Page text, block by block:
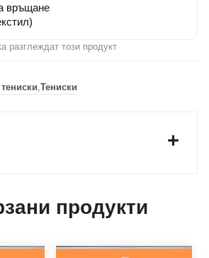
връщане
разглеждат този продукт
Тениски
продукти